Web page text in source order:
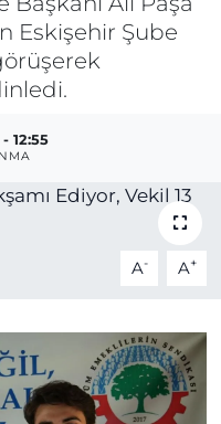
Eskişehir Şube
12:55
A- A+